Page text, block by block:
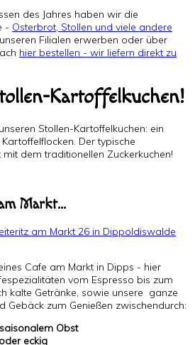
des Jahres haben wir die
- Osterbrot, Stollen und viele andere
Filialen erwerben oder über
hier bestellen - wir liefern direkt zu
Kartoffelkuchen!
Stollen-Kartoffelkuchen: ein
Der typische
dem traditionellen Zuckerkuchen!
Markt...
Cafe am Markt in Dipps - hier
vom Espresso bis zum
kalte Getränke, sowie unsere ganze
Gebäck zum Genießen zwischendurch:
Obst
eckig